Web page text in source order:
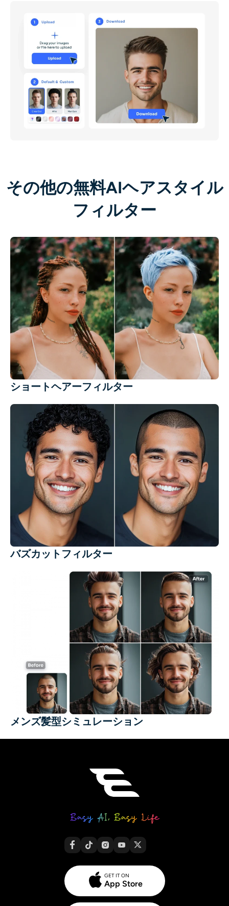
その他の無料AIヘアスタイル
フィルター
ショートヘアーフィルター
バズカットフィルター
メンズ髪型シミュレーション
GET IT ON
App Store